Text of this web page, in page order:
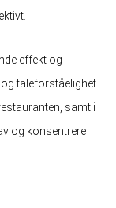
effekt og
taleforståelighet
samt i
og konsentrere